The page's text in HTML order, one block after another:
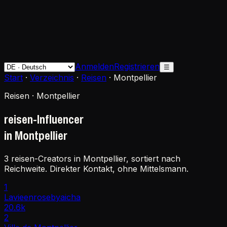
AnmeldenRegistrieren ☰
Start · Verzeichnis · Reisen · Montpellier
Reisen · Montpellier
reisen-Influencer
in Montpellier
3 reisen-Creators in Montpellier, sortiert nach
Reichweite. Direkter Kontakt, ohne Mittelsmann.
1
Lavieenrosebyaicha
20.6k
2